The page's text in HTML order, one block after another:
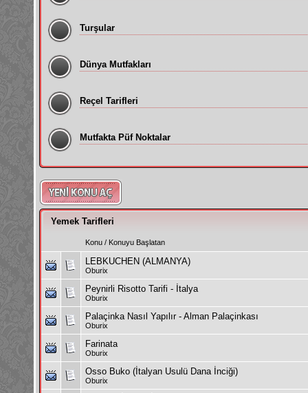
Turşular
Dünya Mutfakları
Reçel Tarifleri
Mutfakta Püf Noktalar
Yemek Tarifleri
Konu / Konuyu Başlatan
LEBKUCHEN (ALMANYA)
Oburix
Peynirli Risotto Tarifi - İtalya
Oburix
Palaçinka Nasıl Yapılır - Alman Palaçinkası
Oburix
Farinata
Oburix
Osso Buko (İtalyan Usulü Dana İnciği)
Oburix